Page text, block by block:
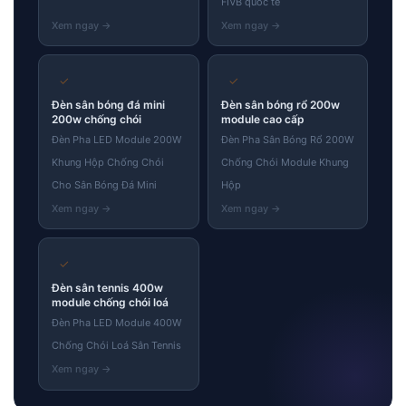
✓
Đèn sân bóng đá mini
200w chống chói
Đèn Pha LED Module 200W
Khung Hộp Chống Chói
Cho Sân Bóng Đá Mini
✓
Đèn sân bóng rổ 200w
module cao cấp
Đèn Pha Sân Bóng Rổ 200W
Chống Chói Module Khung
Hộp
✓
Đèn sân tennis 400w
module chống chói loá
Đèn Pha LED Module 400W
Chống Chói Loá Sân Tennis